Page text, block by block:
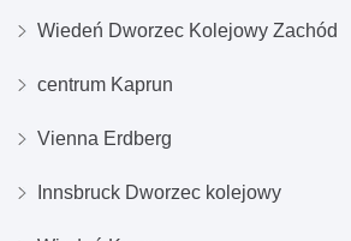
Wiedeń Dworzec Kolejowy Zachód
centrum Kaprun
Vienna Erdberg
Innsbruck Dworzec kolejowy